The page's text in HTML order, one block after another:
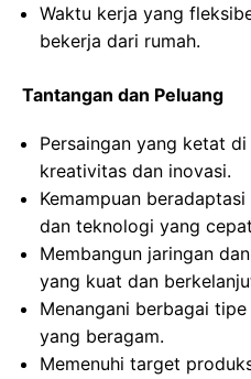
Waktu kerja yang
bekerja dari rumah.
Tantangan dan Peluang
Persaingan yang ketat
kreativitas dan inovasi.
Kemampuan
dan teknologi yang
Membangun jaringan
yang kuat dan
Menangani berbagai
yang beragam.
Memenuhi target